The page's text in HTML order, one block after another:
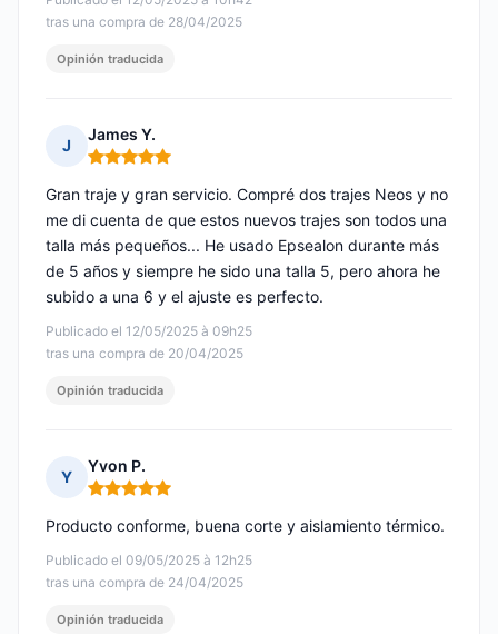
tras una compra de 28/04/2025
Opinión traducida
J
James Y.
Nota: 5 de 5
Publicado el 12/05/2025 à 09h25
tras una compra de 20/04/2025
Gran traje y gran servicio. Compré dos trajes Neos y no
me di cuenta de que estos nuevos trajes son todos una
talla más pequeños... He usado Epsealon durante más
de 5 años y siempre he sido una talla 5, pero ahora he
subido a una 6 y el ajuste es perfecto.
Opinión traducida
Y
Yvon P.
Nota: 5 de 5
Publicado el 09/05/2025 à 12h25
tras una compra de 24/04/2025
Producto conforme, buena corte y aislamiento térmico.
Opinión traducida